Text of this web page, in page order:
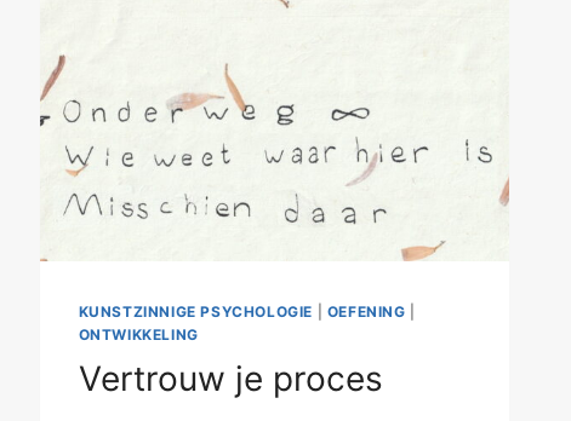
KUNSTZINNIGE PSYCHOLOGIE OEFENING
ONTWIKKELING
Vertrouw je proces